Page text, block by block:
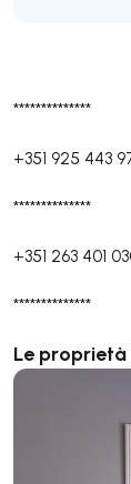
**************
+351 925 443
**************
+351 263 401
**************
Le